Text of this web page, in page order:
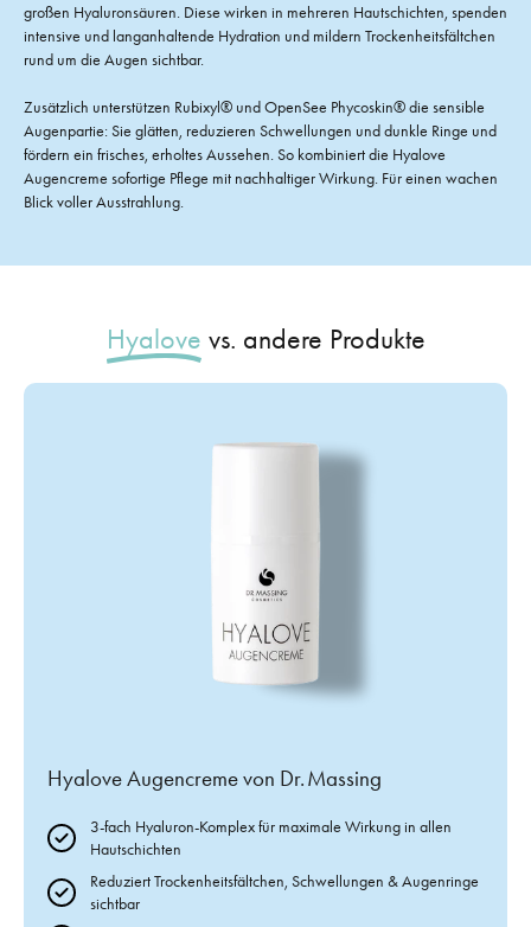
großen Hyaluronsäuren. Diese wirken in mehreren Hautschichten, spenden
intensive und langanhaltende Hydration und mildern Trockenheitsfältchen
rund um die Augen sichtbar.
Zusätzlich unterstützen Rubixyl® und OpenSee Phycoskin® die sensible
Augenpartie: Sie glätten, reduzieren Schwellungen und dunkle Ringe und
fördern ein frisches, erholtes Aussehen. So kombiniert die Hyalove
Augencreme sofortige Pflege mit nachhaltiger Wirkung. Für einen wachen
Blick voller Ausstrahlung.
Hyalove vs. andere Produkte
Hyalove Augencreme von Dr. Massing
3-fach Hyaluron-Komplex für maximale Wirkung in allen
Hautschichten
Reduziert Trockenheitsfältchen, Schwellungen & Augenringe
sichtbar